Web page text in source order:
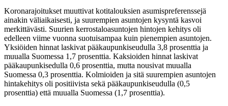
Koronarajoitukset muuttivat kotitalouksien asumispreferenssejä
ainakin väliaikaisesti, ja suurempien asuntojen kysyntä kasvoi
merkittävästi. Suurien kerrostaloasuntojen hintojen kehitys oli
edelleen viime vuonna suotuisampaa kuin pienempien asuntojen.
Yksiöiden hinnat laskivat pääkaupunkiseudulla 3,8 prosenttia ja
muualla Suomessa 1,7 prosenttia. Kaksioiden hinnat laskivat
pääkaupunkisedulla 0,6 prosenttia, mutta nousivat muualla
Suomessa 0,3 prosenttia. Kolmioiden ja sitä suurempien asuntojen
hintakehitys oli positiivista sekä pääkaupunkiseudulla (0,5
prosenttia) että muualla Suomessa (1,7 prosenttia).